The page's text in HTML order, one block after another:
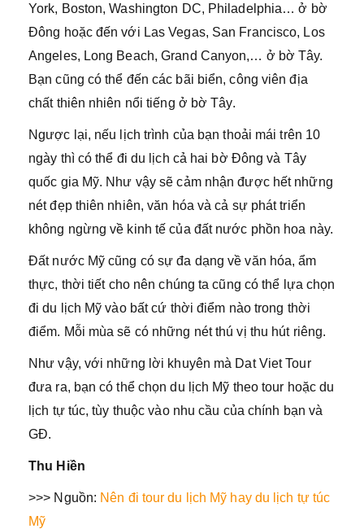
York, Boston, Washington DC, Philadelphia… ở bờ
Đông hoặc đến với Las Vegas, San Francisco, Los
Angeles, Long Beach, Grand Canyon,… ở bờ Tây.
Bạn cũng có thể đến các bãi biển, công viên địa
chất thiên nhiên nổi tiếng ở bờ Tây.
Ngược lại, nếu lịch trình của bạn thoải mái trên 10
ngày thì có thể đi du lịch cả hai bờ Đông và Tây
quốc gia Mỹ. Như vậy sẽ cảm nhận được hết những
nét đẹp thiên nhiên, văn hóa và cả sự phát triển
không ngừng về kinh tế của đất nước phồn hoa này.
Đất nước Mỹ cũng có sự đa dạng về văn hóa, ẩm
thực, thời tiết cho nên chúng ta cũng có thể lựa chọn
đi du lịch Mỹ vào bất cứ thời điểm nào trong thời
điểm. Mỗi mùa sẽ có những nét thú vị thu hút riêng.
Như vậy, với những lời khuyên mà Dat Viet Tour
đưa ra, bạn có thể chọn du lịch Mỹ theo tour hoặc du
lịch tự túc, tùy thuộc vào nhu cầu của chính bạn và
GĐ.
Thu Hiền
>>> Nguồn: Nên đi tour du lịch Mỹ hay du lịch tự túc
Mỹ